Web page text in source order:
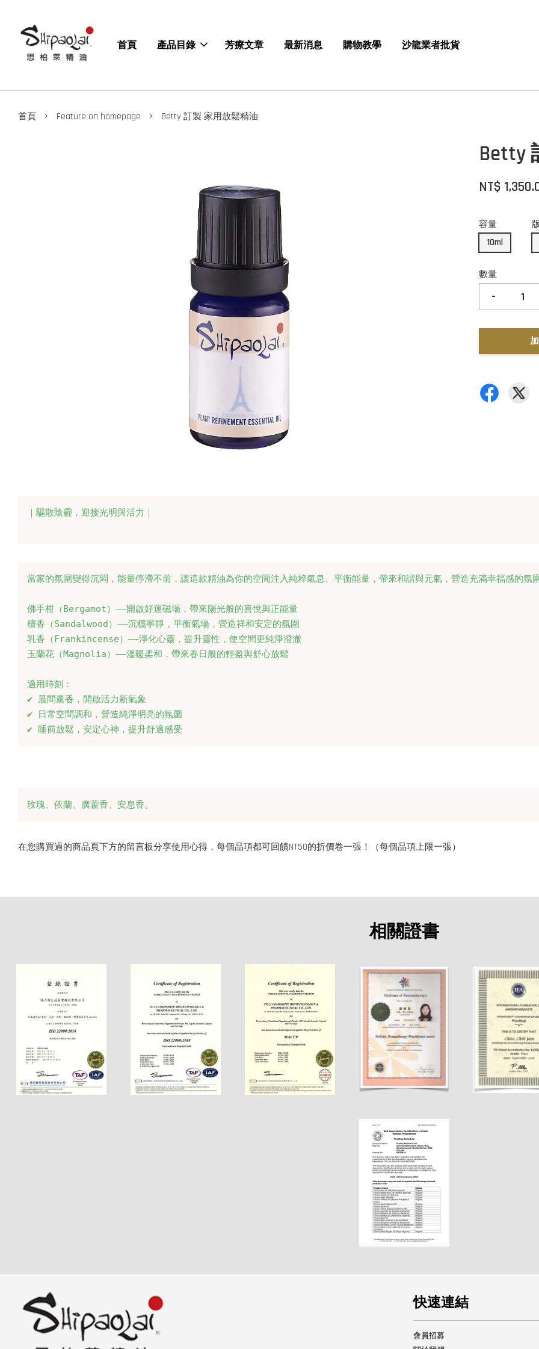
首頁 產品目錄 芳療文章 最新消息 購物教學 沙龍業者批貨
首頁 › Feature on homepage › Betty 訂製 家用放鬆精油
Betty
NT$
容量
10ml
數量
-
｜驅散陰霾，迎接光明與活力｜
當家的氛圍變得沉悶，能量停滯不前，讓這款精油為你的空間注入純粹氣息、平衡能量，帶來和諧與元氣，營造充滿幸福感的氛
佛手柑（Bergamot）——開啟好運磁場，帶來陽光般的喜悅與正能量
檀香（Sandalwood）——沉穩寧靜，平衡氣場，營造祥和安定的氛圍
乳香（Frankincense）——淨化心靈，提升靈性，使空間更純淨澄澈
玉蘭花（Magnolia）——溫暖柔和，帶來春日般的輕盈與舒心放鬆
適用時刻：
✔ 晨間薰香，開啟活力新氣象
✔ 日常空間調和，營造純淨明亮的氛圍
✔ 睡前放鬆，安定心神，提升舒適感受
玫瑰、依蘭、廣藿香、安息香。
在您購買過的商品頁下方的留言板分享使用心得，每個品項都可回饋NT50的折價卷一張！（每個品項上限一張）
相關證書
快速連結
會員招募